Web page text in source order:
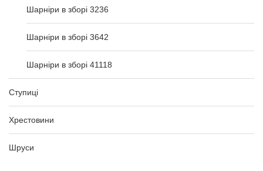
Шарніри в зборі 3236
Шарніри в зборі 3642
Шарніри в зборі 41118
Ступиці
Хрестовини
Шруси